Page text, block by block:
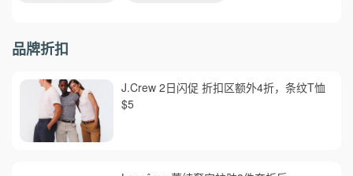
品牌折扣
J.Crew 2日闪促 折扣区额外4折，条纹T恤
$5